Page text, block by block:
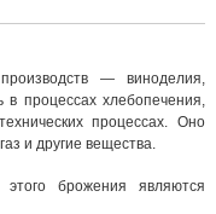
— виноделия,
в процессах хлебопечения,
процессах. Оно
и другие вещества.
брожения являются